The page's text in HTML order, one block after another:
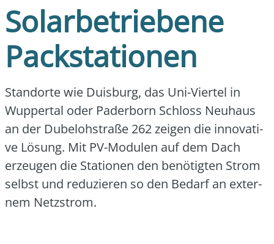
Solarbetriebene
Packstationen
Stand­or­te wie Duis­burg, das Uni-Vier­tel in
Wup­per­tal oder Pader­born Schloss Neu­haus
an der Dube­loh­stra­ße 262 zei­gen die inno­va­ti­
ve Lösung. Mit PV-Modu­len auf dem Dach
erzeu­gen die Sta­tio­nen den benö­tig­ten Strom
selbst und redu­zie­ren so den Bedarf an exter­
nem Netz­strom.